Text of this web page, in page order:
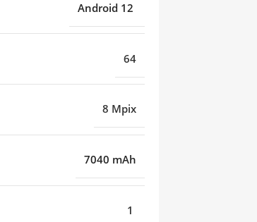
Android 12
64
8 Mpix
7040 mAh
1